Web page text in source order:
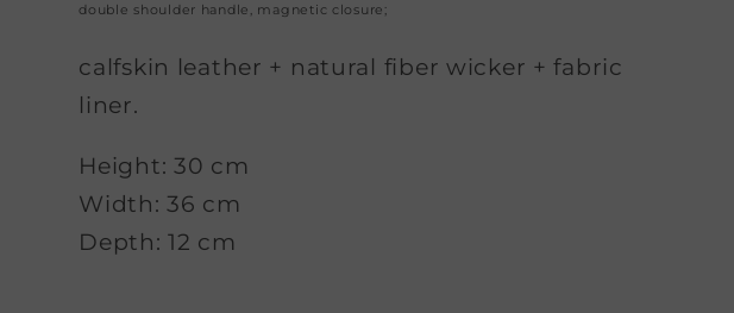
double shoulder handle, magnetic closure;
calfskin leather + natural fiber wicker + fabric
liner.
Height: 30 cm
Width: 36 cm
Depth: 12 cm